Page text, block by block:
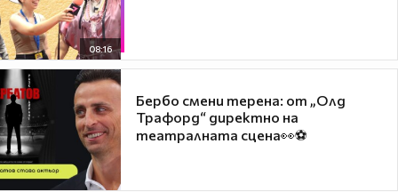
08:16
Бербо смени терена: от „Олд
Трафорд“ директно на
театралната сцена👀⚽